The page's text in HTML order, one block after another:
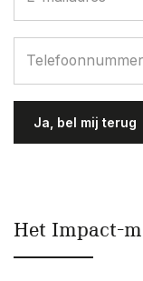
Gelieve dit veld
Het Impact-